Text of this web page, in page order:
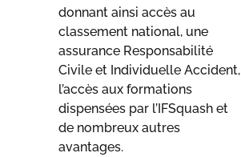
donnant ainsi accès au
classement national, une
assurance Responsabilité
Civile et Individuelle Accident,
l’accès aux formations
dispensées par l’IFSquash et
de nombreux autres
avantages.